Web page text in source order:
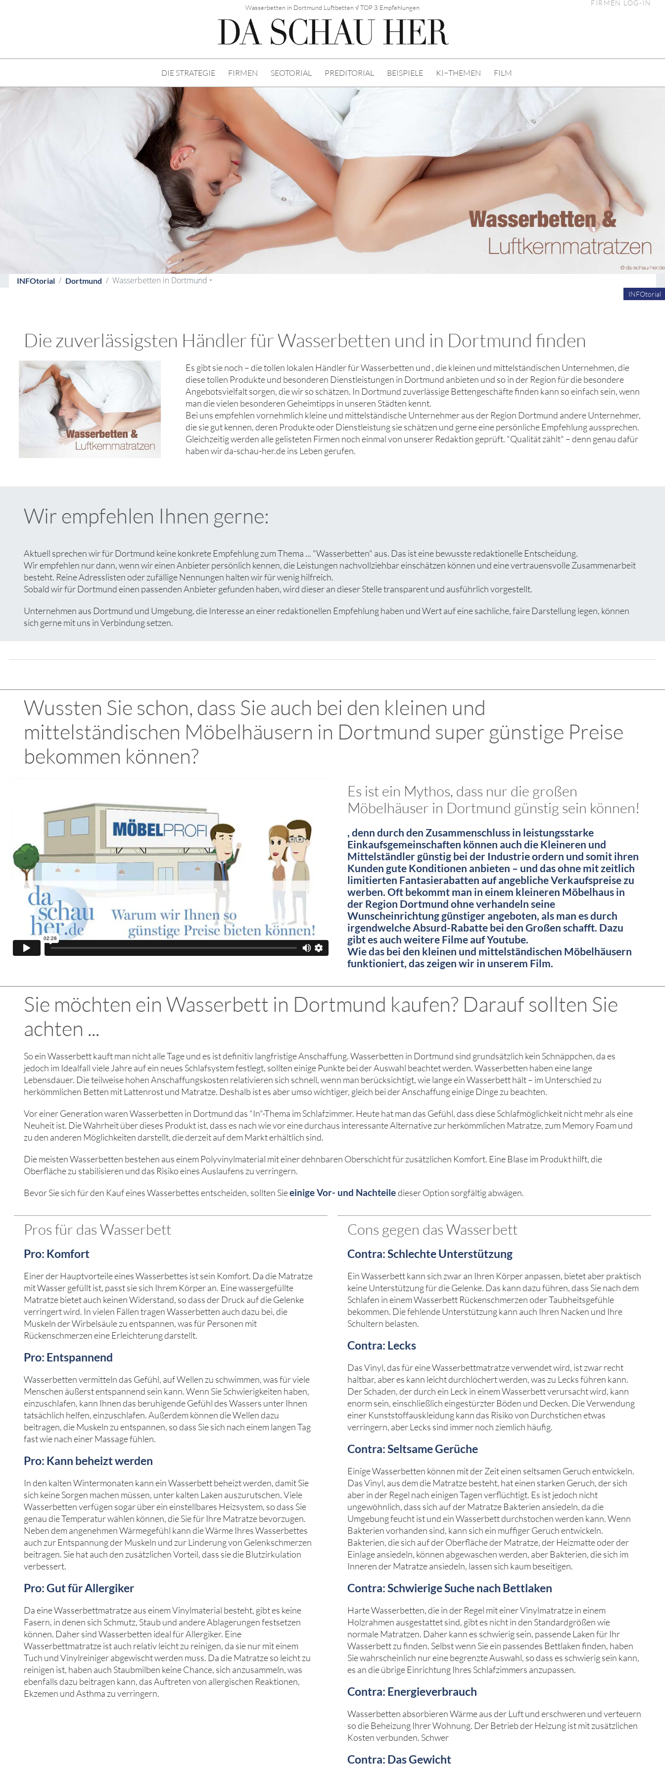
Wasserbetten in Dortmund Luftbetten √ TOP 3 Empfehlungen
FIRMEN LOG-IN
DIE STRATEGIE FIRMEN SEOTORIAL PREDITORIAL BEISPIELE KI−THEMEN FILM
INFOtorial Dortmund Wasserbetten in Dortmund •
INFOtorial
Die zuverlässigsten Händler für Wasserbetten und in Dortmund finden
Es gibt sie noch – die tollen lokalen Händler für Wasserbetten und , die kleinen und mittelständischen Unternehmen, die
diese tollen Produkte und besonderen Dienstleistungen in Dortmund anbieten und so in der Region für die besondere
Angebotsvielfalt sorgen, die wir so schätzen. In Dortmund zuverlässige Bettengeschäfte finden kann so einfach sein, wenn
man die vielen besonderen Geheimtipps in unseren Städten kennt.
Bei uns empfehlen vornehmlich kleine und mittelständische Unternehmer aus der Region Dortmund andere Unternehmer,
die sie gut kennen, deren Produkte oder Dienstleistung sie schätzen und gerne eine persönliche Empfehlung aussprechen.
Gleichzeitig werden alle gelisteten Firmen noch einmal von unserer Redaktion geprüft. "Qualität zählt" – denn genau dafür
haben wir da-schau-her.de ins Leben gerufen.
Wir empfehlen Ihnen gerne:
Aktuell sprechen wir für Dortmund keine konkrete Empfehlung zum Thema ... "Wasserbetten" aus. Das ist eine bewusste redaktionelle Entscheidung.
Wir empfehlen nur dann, wenn wir einen Anbieter persönlich kennen, die Leistungen nachvollziehbar einschätzen können und eine vertrauensvolle Zusammenarbeit
besteht. Reine Adresslisten oder zufällige Nennungen halten wir für wenig hilfreich.
Sobald wir für Dortmund einen passenden Anbieter gefunden haben, wird dieser an dieser Stelle transparent und ausführlich vorgestellt.
Unternehmen aus Dortmund und Umgebung, die Interesse an einer redaktionellen Empfehlung haben und Wert auf eine sachliche, faire Darstellung legen, können
sich gerne mit uns in Verbindung setzen.
Wussten Sie schon, dass Sie auch bei den kleinen und
mittelständischen Möbelhäusern in Dortmund super günstige Preise
bekommen können?
Es ist ein Mythos, dass nur die großen
Möbelhäuser in Dortmund günstig sein können!
, denn durch den Zusammenschluss in leistungsstarke
Einkaufsgemeinschaften können auch die Kleineren und
Mittelständler günstig bei der Industrie ordern und somit ihren
Kunden gute Konditionen anbieten – und das ohne mit zeitlich
limitierten Fantasierabatten auf angebliche Verkaufspreise zu
werben. Oft bekommt man in einem kleineren Möbelhaus in
der Region Dortmund ohne verhandeln seine
Wunscheinrichtung günstiger angeboten, als man es durch
irgendwelche Absurd-Rabatte bei den Großen schafft. Dazu
gibt es auch weitere Filme auf Youtube.
Wie das bei den kleinen und mittelständischen Möbelhäusern
funktioniert, das zeigen wir in unserem Film.
Sie möchten ein Wasserbett in Dortmund kaufen? Darauf sollten Sie
achten ...
So ein Wasserbett kauft man nicht alle Tage und es ist definitiv langfristige Anschaffung. Wasserbetten in Dortmund sind grundsätzlich kein Schnäppchen, da es
jedoch im Idealfall viele Jahre auf ein neues Schlafsystem festlegt, sollten einige Punkte bei der Auswahl beachtet werden. Wasserbetten haben eine lange
Lebensdauer. Die teilweise hohen Anschaffungskosten relativieren sich schnell, wenn man berücksichtigt, wie lange ein Wasserbett hält – im Unterschied zu
herkömmlichen Betten mit Lattenrost und Matratze. Deshalb ist es aber umso wichtiger, gleich bei der Anschaffung einige Dinge zu beachten.
Vor einer Generation waren Wasserbetten in Dortmund das "In"-Thema im Schlafzimmer. Heute hat man das Gefühl, dass diese Schlafmöglichkeit nicht mehr als eine
Neuheit ist. Die Wahrheit über dieses Produkt ist, dass es nach wie vor eine durchaus interessante Alternative zur herkömmlichen Matratze, zum Memory Foam und
zu den anderen Möglichkeiten darstellt, die derzeit auf dem Markt erhältlich sind.
Die meisten Wasserbetten bestehen aus einem Polyvinylmaterial mit einer dehnbaren Oberschicht für zusätzlichen Komfort. Eine Blase im Produkt hilft, die
Oberfläche zu stabilisieren und das Risiko eines Auslaufens zu verringern.
Bevor Sie sich für den Kauf eines Wasserbettes entscheiden, sollten Sieeinige Vor- und Nachteiledieser Option sorgfältig abwägen.
Pros für das Wasserbett
Pro: Komfort
Einer der Hauptvorteile eines Wasserbettes ist sein Komfort. Da die Matratze
mit Wasser gefüllt ist, passt sie sich Ihrem Körper an. Eine wassergefüllte
Matratze bietet auch keinen Widerstand, so dass der Druck auf die Gelenke
verringert wird. In vielen Fällen tragen Wasserbetten auch dazu bei, die
Muskeln der Wirbelsäule zu entspannen, was für Personen mit
Rückenschmerzen eine Erleichterung darstellt.
Pro: Entspannend
Wasserbetten vermitteln das Gefühl, auf Wellen zu schwimmen, was für viele
Menschen äußerst entspannend sein kann. Wenn Sie Schwierigkeiten haben,
einzuschlafen, kann Ihnen das beruhigende Gefühl des Wassers unter Ihnen
tatsächlich helfen, einzuschlafen. Außerdem können die Wellen dazu
beitragen, die Muskeln zu entspannen, so dass Sie sich nach einem langen Tag
fast wie nach einer Massage fühlen.
Pro: Kann beheizt werden
In den kalten Wintermonaten kann ein Wasserbett beheizt werden, damit Sie
sich keine Sorgen machen müssen, unter kalten Laken auszurutschen. Viele
Wasserbetten verfügen sogar über ein einstellbares Heizsystem, so dass Sie
genau die Temperatur wählen können, die Sie für Ihre Matratze bevorzugen.
Neben dem angenehmen Wärmegefühl kann die Wärme Ihres Wasserbettes
auch zur Entspannung der Muskeln und zur Linderung von Gelenkschmerzen
beitragen. Sie hat auch den zusätzlichen Vorteil, dass sie die Blutzirkulation
verbessert.
Pro: Gut für Allergiker
Da eine Wasserbettmatratze aus einem Vinylmaterial besteht, gibt es keine
Fasern, in denen sich Schmutz, Staub und andere Ablagerungen festsetzen
können. Daher sind Wasserbetten ideal für Allergiker. Eine
Wasserbettmatratze ist auch relativ leicht zu reinigen, da sie nur mit einem
Tuch und Vinylreiniger abgewischt werden muss. Da die Matratze so leicht zu
reinigen ist, haben auch Staubmilben keine Chance, sich anzusammeln, was
ebenfalls dazu beitragen kann, das Auftreten von allergischen Reaktionen,
Ekzemen und Asthma zu verringern.
Cons gegen das Wasserbett
Contra: Schlechte Unterstützung
Ein Wasserbett kann sich zwar an Ihren Körper anpassen, bietet aber praktisch
keine Unterstützung für die Gelenke. Das kann dazu führen, dass Sie nach dem
Schlafen in einem Wasserbett Rückenschmerzen oder Taubheitsgefühle
bekommen. Die fehlende Unterstützung kann auch Ihren Nacken und Ihre
Schultern belasten.
Contra: Lecks
Das Vinyl, das für eine Wasserbettmatratze verwendet wird, ist zwar recht
haltbar, aber es kann leicht durchlöchert werden, was zu Lecks führen kann.
Der Schaden, der durch ein Leck in einem Wasserbett verursacht wird, kann
enorm sein, einschließlich eingestürzter Böden und Decken. Die Verwendung
einer Kunststoffauskleidung kann das Risiko von Durchstichen etwas
verringern, aber Lecks sind immer noch ziemlich häufig.
Contra: Seltsame Gerüche
Einige Wasserbetten können mit der Zeit einen seltsamen Geruch entwickeln.
Das Vinyl, aus dem die Matratze besteht, hat einen starken Geruch, der sich
aber in der Regel nach einigen Tagen verflüchtigt. Es ist jedoch nicht
ungewöhnlich, dass sich auf der Matratze Bakterien ansiedeln, da die
Umgebung feucht ist und ein Wasserbett durchstochen werden kann. Wenn
Bakterien vorhanden sind, kann sich ein muffiger Geruch entwickeln.
Bakterien, die sich auf der Oberfläche der Matratze, der Heizmatte oder der
Einlage ansiedeln, können abgewaschen werden, aber Bakterien, die sich im
Inneren der Matratze ansiedeln, lassen sich kaum beseitigen.
Contra: Schwierige Suche nach Bettlaken
Harte Wasserbetten, die in der Regel mit einer Vinylmatratze in einem
Holzrahmen ausgestattet sind, gibt es nicht in den Standardgrößen wie
normale Matratzen. Daher kann es schwierig sein, passende Laken für Ihr
Wasserbett zu finden. Selbst wenn Sie ein passendes Bettlaken finden, haben
Sie wahrscheinlich nur eine begrenzte Auswahl, so dass es schwierig sein kann,
es an die übrige Einrichtung Ihres Schlafzimmers anzupassen.
Contra: Energieverbrauch
Wasserbetten absorbieren Wärme aus der Luft und erschweren und verteuern
so die Beheizung Ihrer Wohnung. Der Betrieb der Heizung ist mit zusätzlichen
Kosten verbunden. Schwer
Contra: Das Gewicht